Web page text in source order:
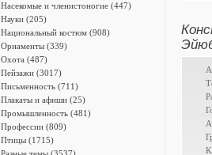
Насекомые и членистоногие (447)
Науки (205)
Национальный костюм (908)
Орнаменты (339)
Охота (487)
Пейзажи (3017)
Письменность (711)
Плакаты и афиши (25)
Промышленность (481)
Профессии (809)
Птицы (1715)